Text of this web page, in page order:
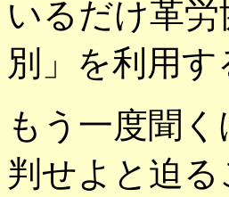
いるだけ革
別」を利用
もう一度聞
判せよと迫